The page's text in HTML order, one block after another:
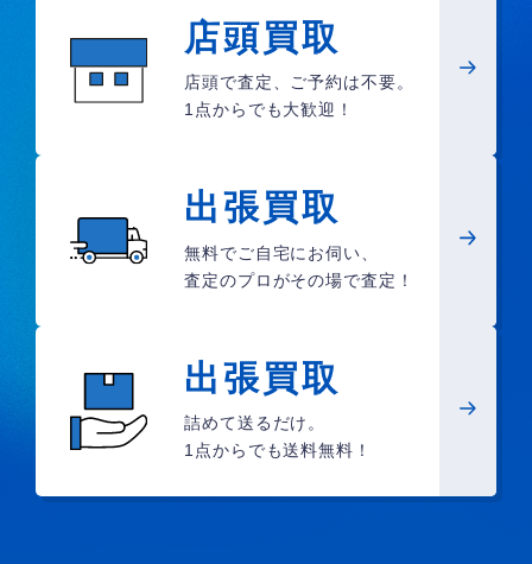
店頭買取
店頭で査定、ご予約は不要。
1点からでも大歓迎！
出張買取
無料でご自宅にお伺い、
査定のプロがその場で査定！
出張買取
詰めて送るだけ。
1点からでも送料無料！